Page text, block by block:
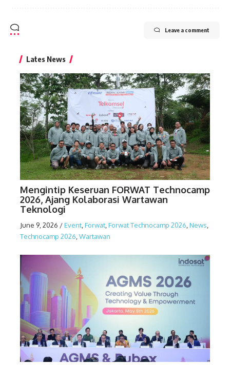
Leave a comment
Lates News
Mengintip Keseruan FORWAT Technocamp
2026, Ajang Kolaborasi Wartawan
Teknologi
June 9, 2026 /Event,Forwat,Forwat Technocamp 2026,News,
Technocamp 2026,Wartawan